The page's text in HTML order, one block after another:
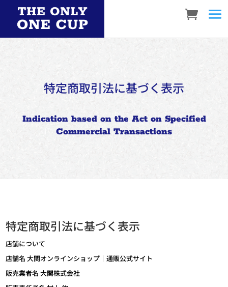
特定商取引法に基づく表示
Indication based on the Act on Specified
Commercial Transactions
特定商取引法に基づく表示
店舗について
店舗名 大関オンラインショップ｜通販公式サイト
販売業者名 大関株式会社